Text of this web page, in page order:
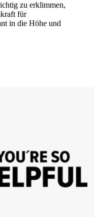
zu erklimmen,
für
in die Höhe und